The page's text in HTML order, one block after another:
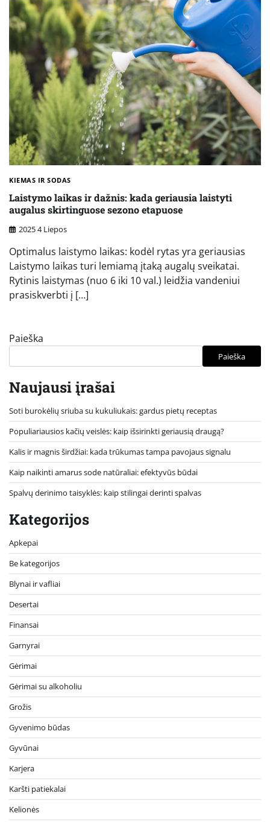
KIEMAS IR SODAS
Laistymo laikas ir dažnis: kada geriausia laistyti
augalus skirtinguose sezono etapuose
2025 4 Liepos
Optimalus laistymo laikas: kodėl rytas yra geriausias
Laistymo laikas turi lemiamą įtaką augalų sveikatai.
Rytinis laistymas (nuo 6 iki 10 val.) leidžia vandeniui
prasiskverbti į […]
Paieška
Paieška
Naujausi įrašai
Soti burokėlių sriuba su kukuliukais: gardus pietų receptas
Populiariausios kačių veislės: kaip išsirinkti geriausią draugą?
Kalis ir magnis širdžiai: kada trūkumas tampa pavojaus signalu
Kaip naikinti amarus sode natūraliai: efektyvūs būdai
Spalvų derinimo taisyklės: kaip stilingai derinti spalvas
Kategorijos
Apkepai
Be kategorijos
Blynai ir vafliai
Desertai
Finansai
Garnyrai
Gėrimai
Gėrimai su alkoholiu
Grožis
Gyvenimo būdas
Gyvūnai
Karjera
Karšti patiekalai
Kelionės